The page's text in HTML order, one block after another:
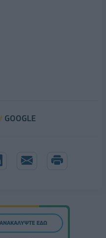
GOOGLE